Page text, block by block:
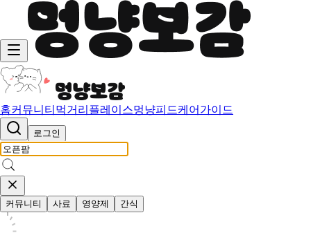
홈커뮤니티 먹거리 플레이스멍냥피드케어가이드
로그인
커뮤니티 사료 영양제 간식